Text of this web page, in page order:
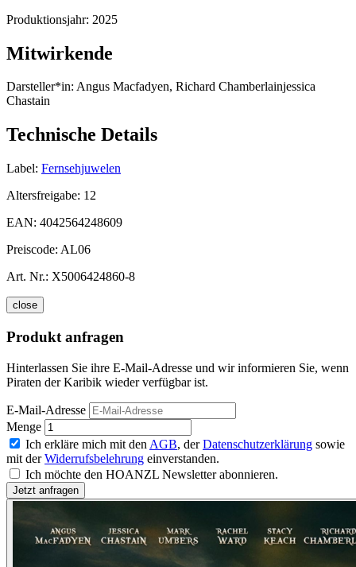
Produktionsjahr: 2025
Mitwirkende
Darsteller*in: Angus Macfadyen, Richard Chamberlainjessica
Chastain
Technische Details
Label: Fernsehjuwelen
Altersfreigabe: 12
EAN: 4042564248609
Preiscode: AL06
Art. Nr.: X5006424860-8
close
Produkt anfragen
Hinterlassen Sie ihre E-Mail-Adresse und wir informieren Sie, wenn
Piraten der Karibik wieder verfügbar ist.
E-Mail-Adresse
Menge
Ich erkläre mich mit den AGB, derDatenschutzerklärung sowie
mit derWiderrufsbelehrung einverstanden.
Ich möchte den HOANZL Newsletter abonnieren.